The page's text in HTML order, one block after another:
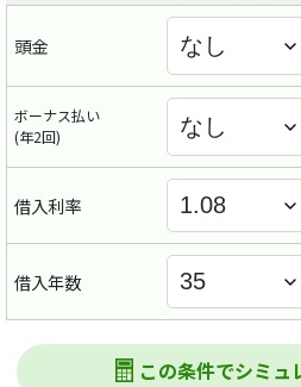
頭金
ボーナス払い
(年2回)
借入利率
借入年数
この条件でシミュ